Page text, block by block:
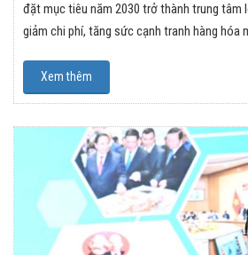
đặt mục tiêu năm 2030 trở thành trung
giảm chi phí, tăng sức cạnh tranh hàng hóa
Xem thêm